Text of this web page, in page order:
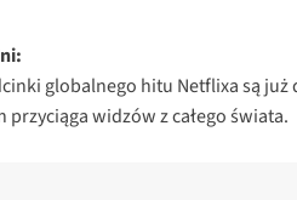
globalnego hitu Netflixa są już
przyciąga widzów z całego świata.